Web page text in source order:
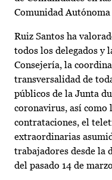
Comunidad
Ruiz Santos ha
todos los delegados y
Consejería, la
transversalidad de
públicos de la Junta
coronavirus, así como
contrataciones, el
extraordinarias
trabajadores desde la
del pasado 14 de